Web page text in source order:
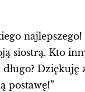
najlepszego!
siostrą. Kto
Dziękuję
postawę!”